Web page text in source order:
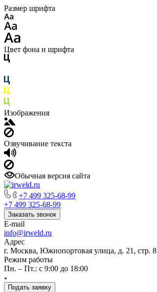
Размер шрифта
Цвет фона и шрифта
Изображения
Озвучивание текста
Обычная версия сайта
+7 499 325-68-99
+7 499 325-68-99
Заказать звонок
E-mail
info@irweld.ru
Адрес
г. Москва, Южнопортовая улица, д. 21, стр. 8
Режим работы
Пн. – Пт.: с 9:00 до 18:00
Подать заявку